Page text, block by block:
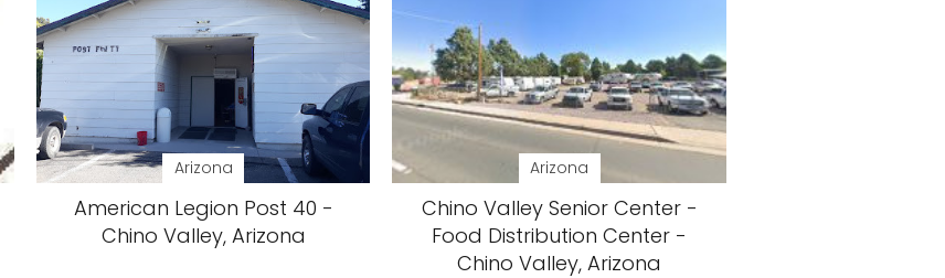
Arizona
American Legion Post 40 -
Chino Valley, Arizona
Arizona
Chino Valley Senior Center -
Food Distribution Center -
Chino Valley, Arizona